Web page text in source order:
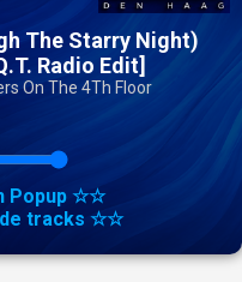
The Starry Night)
Radio Edit]
On The 4Th Floor
Popup ☆☆
tracks ☆☆